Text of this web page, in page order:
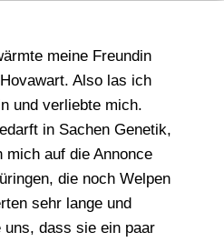
meine Freundin
Also las ich
und verliebte mich.
in Sachen Genetik,
mich auf die Annonce
die noch Welpen
sehr lange und
dass sie ein paar